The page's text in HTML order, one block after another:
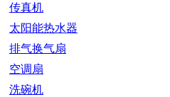
传真机
太阳能热水器
排气换气扇
空调扇
洗碗机